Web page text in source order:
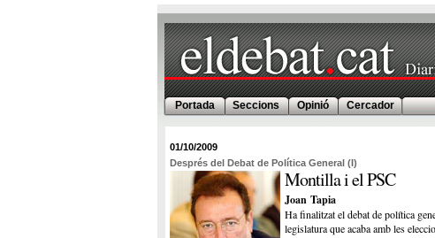
Portada Seccions Opinió Cercador
01/10/2009
Després del Debat de Política General (I)
Montilla i el PSC
Joan Tapia
Ha finalitzat el debat de política
legislatura que acaba amb les